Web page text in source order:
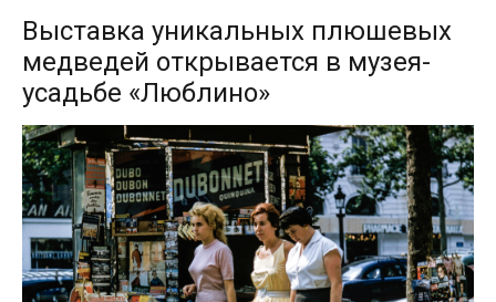
Выставка уникальных плюшевых
медведей открывается в музея-
усадьбе «Люблино»